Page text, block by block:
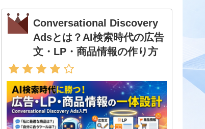
Conversational Discovery
Adsとは？AI検索時代の広告
文・LP・商品情報の作り方